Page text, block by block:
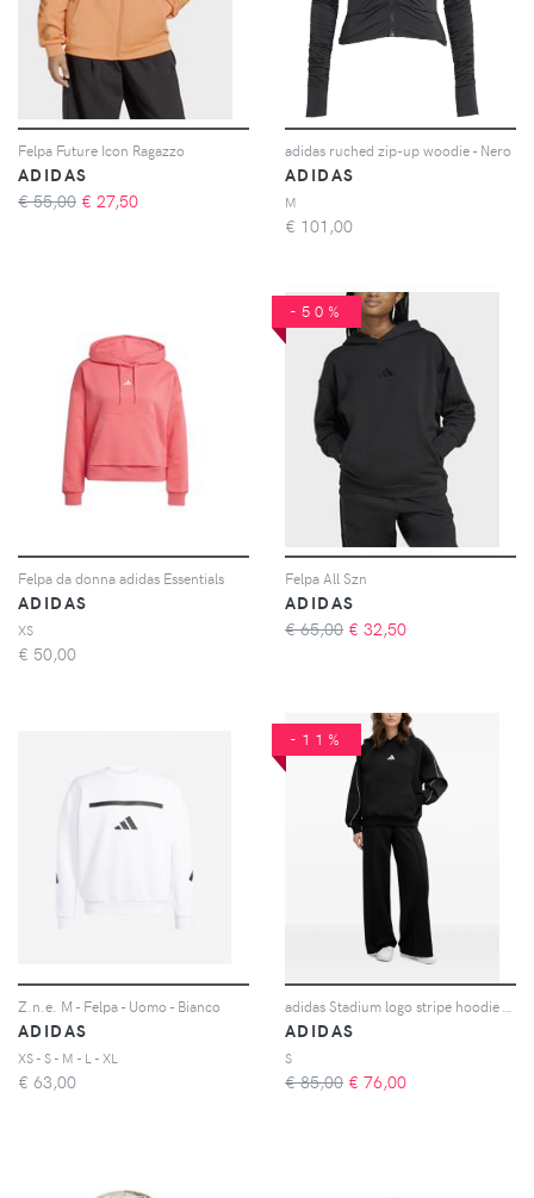
Felpa Future Icon Ragazzo
ADIDAS
€ 55,00 € 27,50
adidas ruched zip-up woodie - Nero
ADIDAS
M
€ 101,00
Felpa da donna adidas Essentials
ADIDAS
XS
€ 50,00
-50%
Felpa All Szn
ADIDAS
€ 65,00 € 32,50
Z.n.e. M - Felpa - Uomo - Bianco
ADIDAS
XS - S - M - L - XL
€ 63,00
-11%
ADIDAS
S
€ 85,00 € 76,00